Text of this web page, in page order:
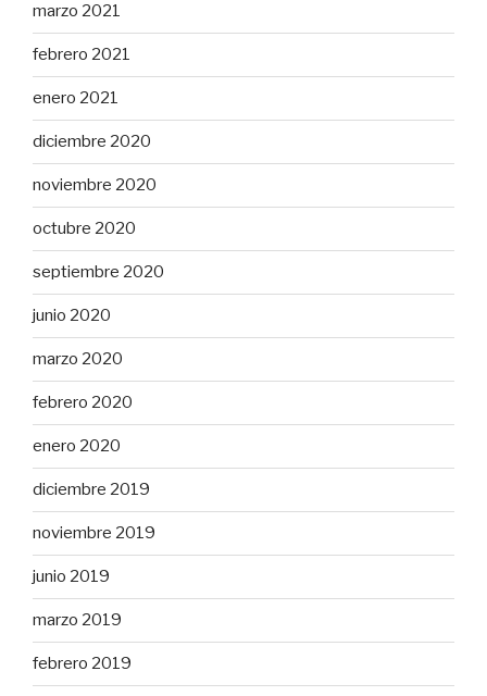
marzo 2021
febrero 2021
enero 2021
diciembre 2020
noviembre 2020
octubre 2020
septiembre 2020
junio 2020
marzo 2020
febrero 2020
enero 2020
diciembre 2019
noviembre 2019
junio 2019
marzo 2019
febrero 2019